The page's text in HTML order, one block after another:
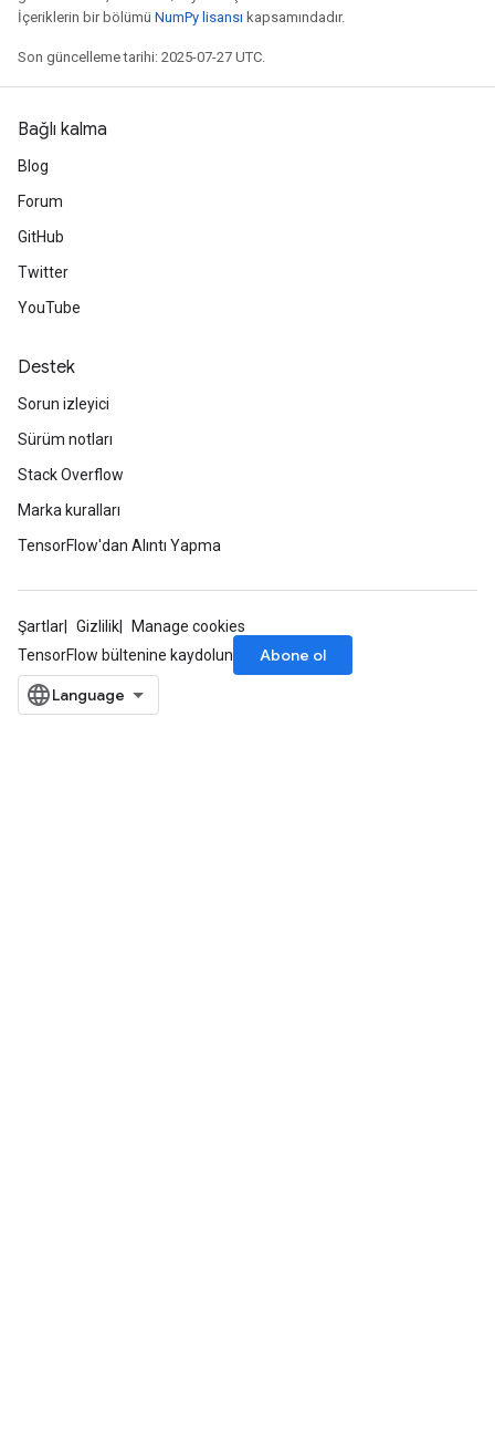
İçeriklerin bir bölümü NumPy lisansı kapsamındadır.
Son güncelleme tarihi: 2025-07-27 UTC.
Bağlı kalma
Blog
Forum
GitHub
Twitter
YouTube
Destek
Sorun izleyici
Sürüm notları
Stack Overflow
Marka kuralları
TensorFlow'dan Alıntı Yapma
Şartlar Gizlilik
Manage cookies
TensorFlow bültenine kaydolun
Abone ol